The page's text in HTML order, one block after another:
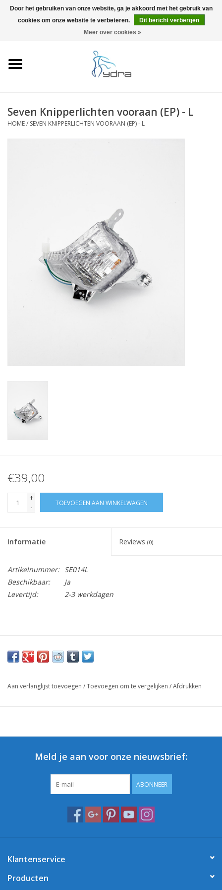
0 Artikelen - €0,00
Seven Knipperlichten vooraan (EP) - L
HOME/ SEVEN KNIPPERLICHTEN VOORAAN (EP) - L
€39,00
+
-
TOEVOEGEN AAN WINKELWAGEN
Informatie Reviews (0)
Artikelnummer: SE014L
Beschikbaar:
Ja
Levertijd:
2-3 werkdagen
Aan verlanglijst toevoegen /Toevoegen om te vergelijken /Afdrukken
Meld je aan voor onze nieuwsbrief:
ABONNEER
Klantenservice
Producten
Door het gebruiken van onze website, ga je akkoord met het gebruik van
cookies om onze website te verbeteren.
Dit bericht verbergen
Meer over cookies »